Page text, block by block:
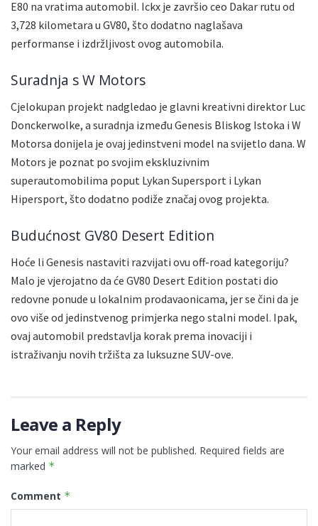
E80 na vratima automobil. Ickx je završio ceo Dakar rutu od
3,728 kilometara u GV80, što dodatno naglašava
performanse i izdržljivost ovog automobila.
Suradnja s W Motors
Cjelokupan projekt nadgledao je glavni kreativni direktor Luc
Donckerwolke, a suradnja između Genesis Bliskog Istoka i W
Motorsa donijela je ovaj jedinstveni model na svijetlo dana. W
Motors je poznat po svojim ekskluzivnim
superautomobilima poput Lykan Supersport i Lykan
Hipersport, što dodatno podiže značaj ovog projekta.
Budućnost GV80 Desert Edition
Hoće li Genesis nastaviti razvijati ovu off-road kategoriju?
Malo je vjerojatno da će GV80 Desert Edition postati dio
redovne ponude u lokalnim prodavaonicama, jer se čini da je
ovo više od jedinstvenog primjerka nego stalni model. Ipak,
ovaj automobil predstavlja korak prema inovaciji i
istraživanju novih tržišta za luksuzne SUV-ove.
Leave a Reply
Your email address will not be published. Required fields are
marked *
Comment *